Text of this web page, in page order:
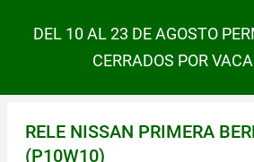
DEL 10 AL 23 DE AGOSTO
CERRADOS POR
RELE NISSAN PRIMERA
(P10W10)